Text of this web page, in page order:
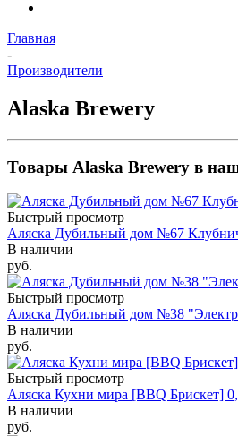
Главная
-
Производители
Alaska Brewery
Товары Alaska Brewery в
Быстрый просмотр
Аляска Дубильный дом №67
В наличии
руб.
Быстрый просмотр
Аляска Дубильный дом №38
В наличии
руб.
Быстрый просмотр
Аляска Кухни мира [BBQ Брискет]
В наличии
руб.